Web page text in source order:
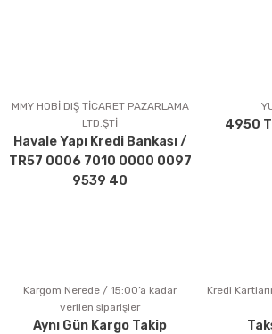
Ürün açıklamasında eksik bilgiler bulunuyor.
Ürün bilgilerinde hatalar bulunuyor.
Ürün fiyatı diğer sitelerden daha pahalı.
Bu ürüne benzer farklı alternatifler olmalı.
Gönder
MMY HOBİ DIŞ TİCARET PAZARLAMA
LTD.ŞTİ
Havale Yapı Kredi Bankası /
TR57 0006 7010 0000 0097
9539 40
4950
Kargom Nerede / 15:00’a kadar
verilen siparişler
Aynı Gün Kargo Takip
Kredi